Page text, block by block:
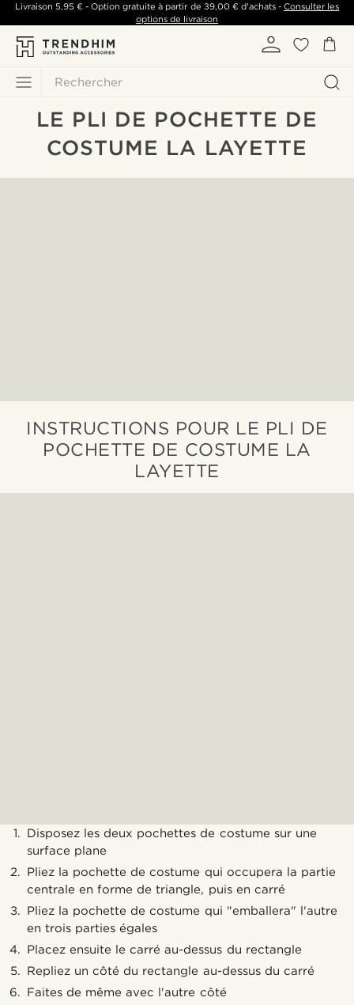
Rechercher
Livraison 5,95 €- Option gratuite à partir de 39,00 €d'achats -Consulter les
options de livraison
LE PLI DE POCHETTE DE
COSTUME LA LAYETTE
INSTRUCTIONS POUR LE PLI DE
POCHETTE DE COSTUME LA
LAYETTE
Disposez les deux pochettes de costume sur une
surface plane
Pliez la pochette de costume qui occupera la partie
centrale en forme de triangle, puis en carré
Pliez la pochette de costume qui "emballera" l'autre
en trois parties égales
Placez ensuite le carré au-dessus du rectangle
Repliez un côté du rectangle au-dessus du carré
Faites de même avec l'autre côté